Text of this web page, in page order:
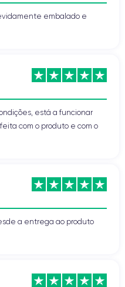
embalado e
está a funcionar
com o produto e com o
a entrega ao produto